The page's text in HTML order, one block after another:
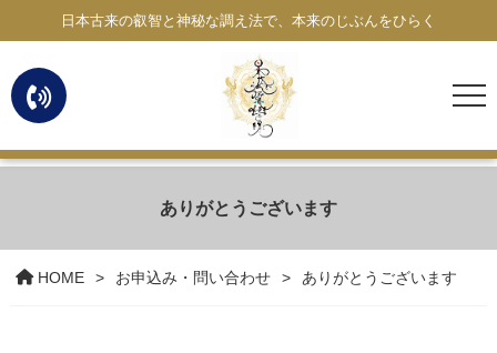
日本古来の叡智と神秘な調え法で、本来のじぶんをひらく
ありがとうございます
HOME お申込み・問い合わせ ありがとうございます